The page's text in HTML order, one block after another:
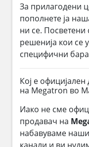
За прилагодени
пополнете ја
ни се.
решенија кои се
специфични
Кој е
на Megatron во
Иако не сме
продавач на
набавуваме
канали и ви